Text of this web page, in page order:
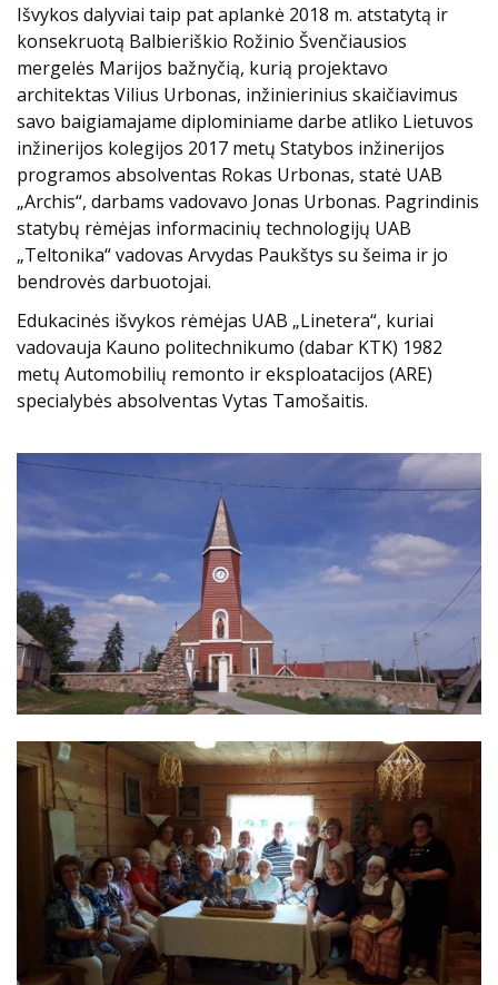
Išvykos dalyviai taip pat aplankė 2018 m. atstatytą ir
konsekruotą Balbieriškio Rožinio Švenčiausios
mergelės Marijos bažnyčią, kurią projektavo
architektas Vilius Urbonas, inžinierinius skaičiavimus
savo baigiamajame diplominiame darbe atliko Lietuvos
inžinerijos kolegijos 2017 metų Statybos inžinerijos
programos absolventas Rokas Urbonas, statė UAB
„Archis“, darbams vadovavo Jonas Urbonas. Pagrindinis
statybų rėmėjas informacinių technologijų UAB
„Teltonika“ vadovas Arvydas Paukštys su šeima ir jo
bendrovės darbuotojai.
Edukacinės išvykos rėmėjas UAB „Linetera“, kuriai
vadovauja Kauno politechnikumo (dabar KTK) 1982
metų Automobilių remonto ir eksploatacijos (ARE)
specialybės absolventas Vytas Tamošaitis.